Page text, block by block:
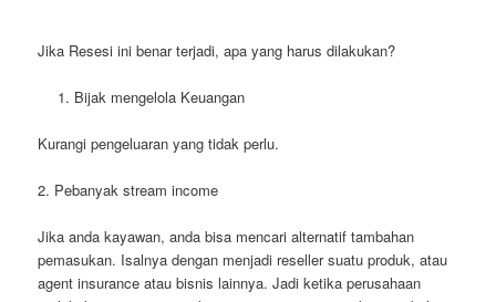
Jika Resesi ini benar terjadi, apa yang harus dilakukan?
Bijak mengelola Keuangan
Kurangi pengeluaran yang tidak perlu.
2. Pebanyak stream income
Jika anda kayawan, anda bisa mencari alternatif tambahan
pemasukan. Isalnya dengan menjadi reseller suatu produk, atau
agent insurance atau bisnis lainnya. Jadi ketika perusahaan